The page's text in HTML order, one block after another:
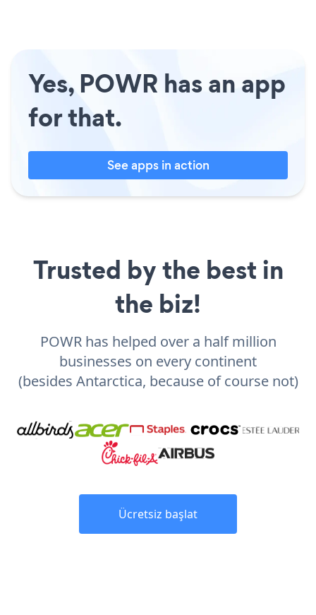
Yes, POWR has an app
for that.
See apps in action
Trusted by the best in
the biz!
POWR has helped over a half million
businesses on every continent
(besides Antarctica, because of course not)
Ücretsiz başlat